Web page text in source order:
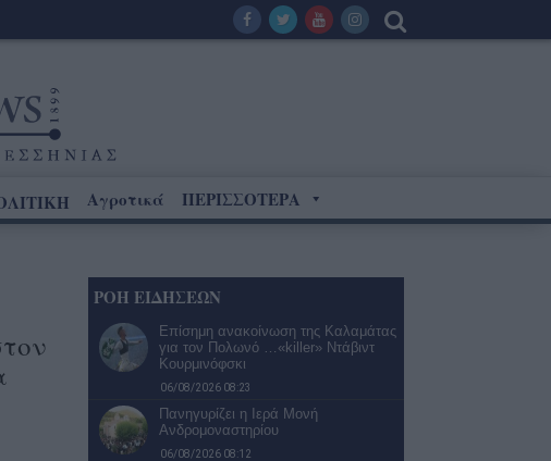
Αγροτικά ΠΕΡΙΣΣΟΤΕΡΑ
ΡΟΗ ΕΙΔΗΣΕΩΝ
Επίσημη ανακοίνωση της Καλαμάτας
για τον Πολωνό …«killer» Ντάβιντ
Κουρμινόφσκι
06/08/2026 08:23
Πανηγυρίζει η Ιερά Μονή
Ανδρομοναστηρίου
06/08/2026 08:12